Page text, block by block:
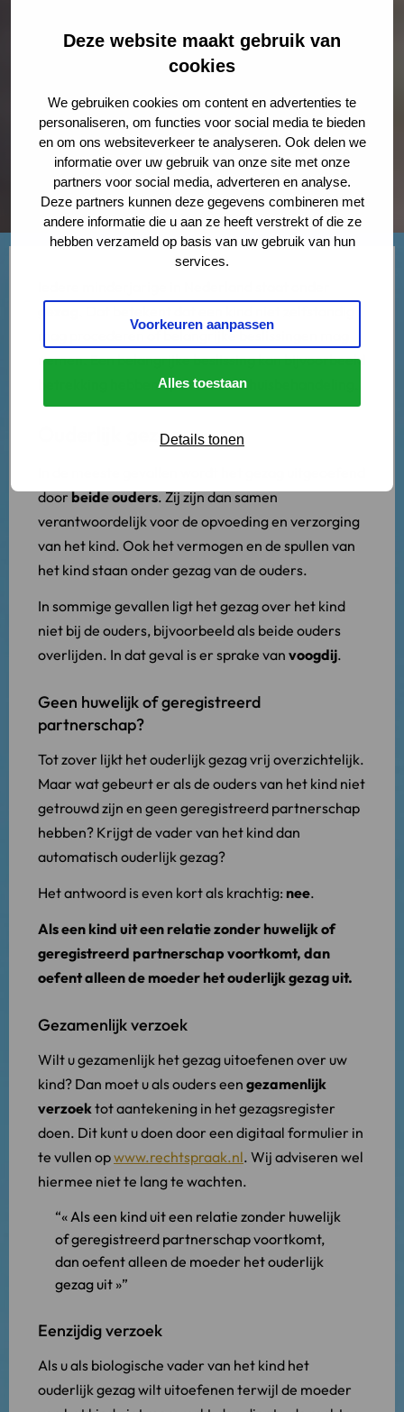
Deze website maakt gebruik van
cookies
We gebruiken cookies om content en advertenties te
personaliseren, om functies voor social media te bieden
en om ons websiteverkeer te analyseren. Ook delen we
informatie over uw gebruik van onze site met onze
partners voor social media, adverteren en analyse.
Deze partners kunnen deze gegevens combineren met
andere informatie die u aan ze heeft verstrekt of die ze
hebben verzameld op basis van uw gebruik van hun
services.
Voorkeuren aanpassen
Alles toestaan
Details tonen
mag procederen of belangrijke beslissingen mag
nemen. Een belangrijke beslissing kan bijvoorbeeld
betrekking hebben op een ziekenhuisbehandeling.
Ouderlijk gezag
doorbeide ouders. Zij zijn dan samen
verantwoordelijk voor de opvoeding en verzorging
van het kind. Ook het vermogen en de spullen van
het kind staan onder gezag van de ouders.
In sommige gevallen ligt het gezag over het kind
niet bij de ouders, bijvoorbeeld als beide ouders
overlijden. In dat geval is er sprake van voogdij.
Geen huwelijk of geregistreerd
partnerschap?
Tot zover lijkt het ouderlijk gezag vrij overzichtelijk.
Maar wat gebeurt er als de ouders van het kind niet
getrouwd zijn en geen geregistreerd partnerschap
hebben? Krijgt de vader van het kind dan
automatisch ouderlijk gezag?
Het antwoord is even kort als krachtig: nee.
Als een kind uit een relatie zonder huwelijk of
geregistreerd partnerschap voortkomt, dan
oefent alleen de moeder het ouderlijk gezag uit.
Gezamenlijk verzoek
Wilt u gezamenlijk het gezag uitoefenen over uw
kind? Dan moet u als ouders een gezamenlijk
verzoektot aantekening in het gezagsregister
doen. Dit kunt u doen door een digitaal formulier in
te vullen opwww.rechtspraak.nl. Wij adviseren wel
hiermee niet te lang te wachten.
« Als een kind uit een relatie zonder huwelijk
of geregistreerd partnerschap voortkomt,
dan oefent alleen de moeder het ouderlijk
gezag uit »
Eenzijdig verzoek
Als u als biologische vader van het kind het
ouderlijk gezag wilt uitoefenen terwijl de moeder